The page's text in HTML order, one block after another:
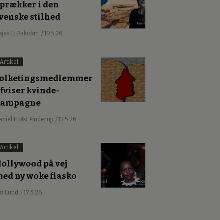
i den
stilhed
Li Paludan / 19.5.26
Artikel
kvinde-
Holst Pinderup / 13.5.26
Artikel
på vej
ny woke fiasko
Lund / 17.5.26